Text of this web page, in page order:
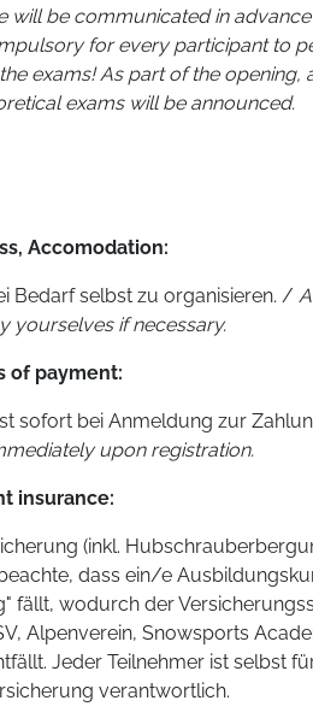
will be communicated in
for every participant to
exams! As part of the opening,
exams will be announced.
Accomodation:
Bedarf selbst zu organisieren. /
yourselves if necessary.
of payment:
sofort bei Anmeldung zur
upon registration.
insurance:
(inkl.
dass ein/e
fällt, wodurch der
Alpenverein, Snowsports
Jeder Teilnehmer ist selbst
verantwortlich.